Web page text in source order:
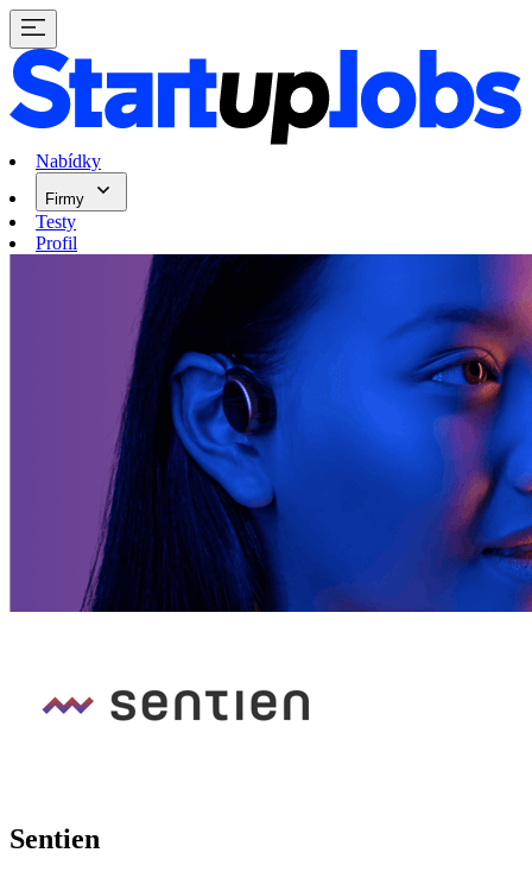
Nabídky
Firmy
Testy
Profil
Sentien